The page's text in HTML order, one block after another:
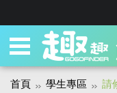
首頁 學生專區 請